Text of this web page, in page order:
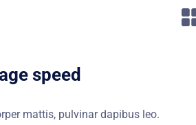
speed
mattis, pulvinar dapibus leo.